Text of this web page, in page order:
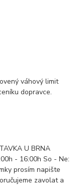
váhový limit
dopravce.
U BRNA
- 16:00h So - Ne:
prosím napište
zavolat a